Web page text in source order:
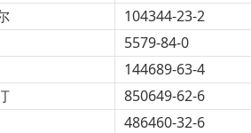
104344-23-2
5579-84-0
144689-63-4
850649-62-6
486460-32-6